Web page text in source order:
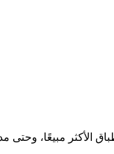
الأكثر مبيعًا،